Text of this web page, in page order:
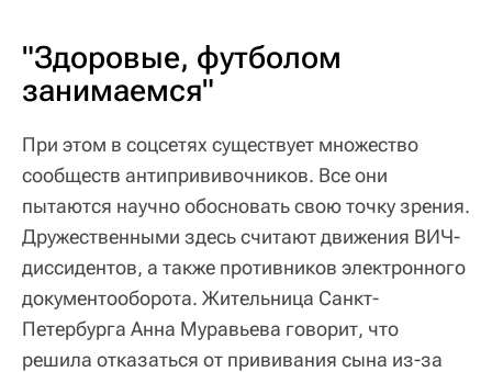
"Здоровые, футболом
занимаемся"
При этом в соцсетях существует множество
сообществ антипрививочников. Все они
пытаются научно обосновать свою точку зрения.
Дружественными здесь считают движения ВИЧ-
диссидентов, а также противников электронного
документооборота. Жительница Санкт-
Петербурга Анна Муравьева говорит, что
решила отказаться от прививания сына из-за